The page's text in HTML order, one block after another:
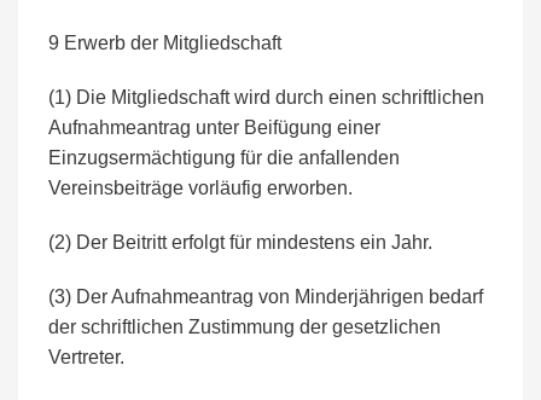
9 Erwerb der Mitgliedschaft
(1) Die Mitgliedschaft wird durch einen schriftlichen
Aufnahmeantrag unter Beifügung einer
Einzugsermächtigung für die anfallenden
Vereinsbeiträge vorläufig erworben.
(2) Der Beitritt erfolgt für mindestens ein Jahr.
(3) Der Aufnahmeantrag von Minderjährigen bedarf
der schriftlichen Zustimmung der gesetzlichen
Vertreter.